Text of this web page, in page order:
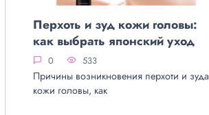
Перхоть и зуд кожи головы:
как выбрать японский уход
0 533
Причины возникновения перхоти и зуда
кожи головы, как